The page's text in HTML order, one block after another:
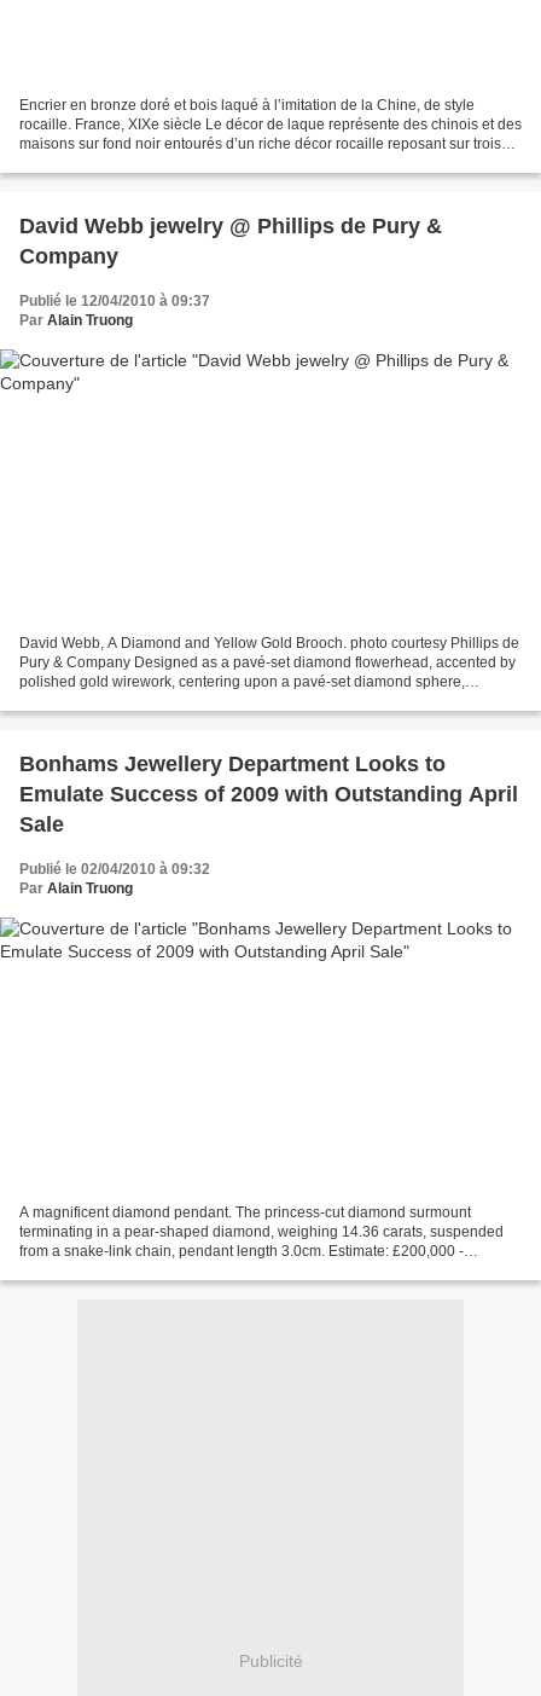
Encrier en bronze doré et bois laqué à l’imitation de la Chine, de style
rocaille. France, XIXe siècle Le décor de laque représente des chinois et des
maisons sur fond noir entourés d’un riche décor rocaille reposant sur trois
David Webb jewelry @ Phillips de Pury &
Company
Publié le 12/04/2010 à 09:37
Par Alain Truong
David Webb, A Diamond and Yellow Gold Brooch. photo courtesy Phillips de
Pury & Company Designed as a pavé-set diamond flowerhead, accented by
polished gold wirework, centering upon a pavé-set diamond sphere,
Bonhams Jewellery Department Looks to
Emulate Success of 2009 with Outstanding April
Sale
Publié le 02/04/2010 à 09:32
Par Alain Truong
A magnificent diamond pendant. The princess-cut diamond surmount
terminating in a pear-shaped diamond, weighing 14.36 carats, suspended
from a snake-link chain, pendant length 3.0cm. Estimate: £200,000 -
Publicité